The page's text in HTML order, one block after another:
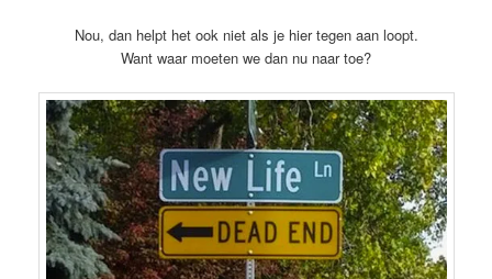
Nou, dan helpt het ook niet als je hier tegen aan loopt.
Want waar moeten we dan nu naar toe?